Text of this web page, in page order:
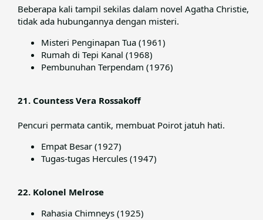
Beberapa kali tampil sekilas dalam novel Agatha Christie,
tidak ada hubungannya dengan misteri.​
Misteri Penginapan Tua (1961)
Rumah di Tepi Kanal (1968)
Pembunuhan Terpendam (1976)
21. Countess Vera Rossakoff
Pencuri permata cantik, membuat Poirot jatuh hati.​
Empat Besar (1927)
Tugas-tugas Hercules (1947)
22. Kolonel Melrose
Rahasia Chimneys (1925)